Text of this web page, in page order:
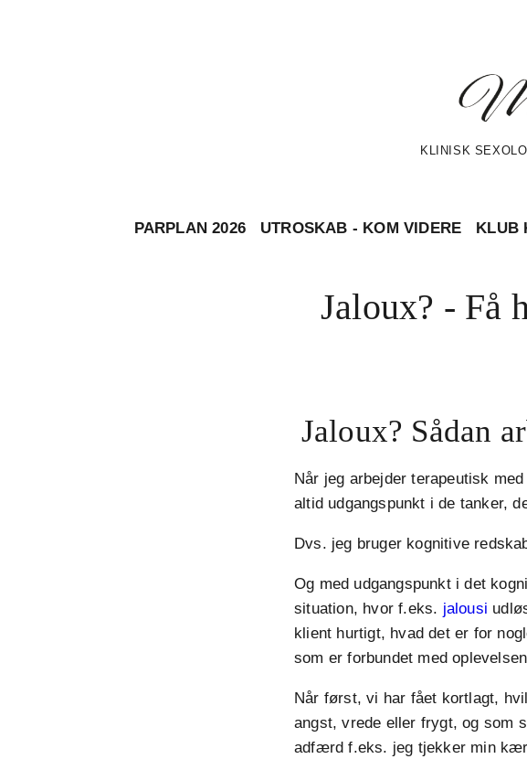
KLINISK
PARPLAN 2026 UTROSKAB - KOM VIDERE KLUB
Jaloux? - Få
Jaloux? Sådan
Når jeg arbejder terapeutisk
altid udgangspunkt i de tanker,
Dvs. jeg bruger kognitive
Og med udgangspunkt i det
situation, hvor f.eks. jalousi
klient hurtigt, hvad det er for
som er forbundet med
Når først, vi har fået kortlagt,
angst, vrede eller frygt, og som
adfærd f.eks. jeg tjekker min